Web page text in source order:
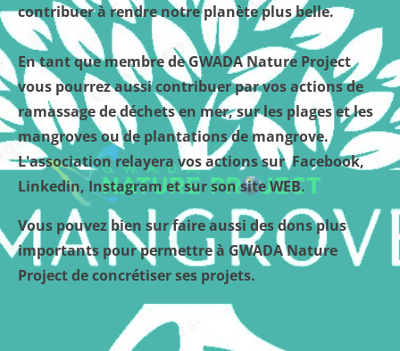
contribuer à rendre notre planète plus belle.
En tant que membre de GWADA Nature Project
vous pourrez aussi contribuer par vos actions de
ramassage de déchets en mer, sur les plages et les
mangroves ou de plantations de mangrove.
L'association relayera vos actions sur Facebook,
Linkedin, Instagram et sur son site WEB.
Vous pouvez bien sur faire aussi des dons plus
importants pour permettre à GWADA Nature
Project de concrétiser ses projets.